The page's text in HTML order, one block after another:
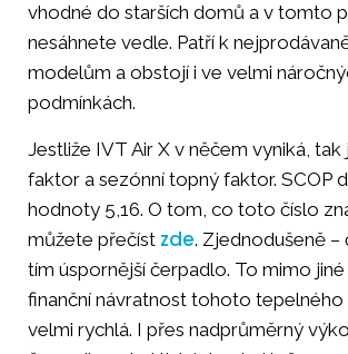
vhodné do starších domů a v tomto
nesáhnete vedle. Patří k
modelům a obstojí i ve velmi
podmínkách.
Jestliže IVT Air X v něčem vyniká,
faktor a sezónní topný faktor. SCOP
hodnoty 5,16. O tom, co toto číslo
můžete přečíst zde. Zjednodušeně –
tím úspornější čerpadlo. To mimo jiné
finanční návratnost tohoto tepelného
velmi rychlá. I přes nadprůměrný